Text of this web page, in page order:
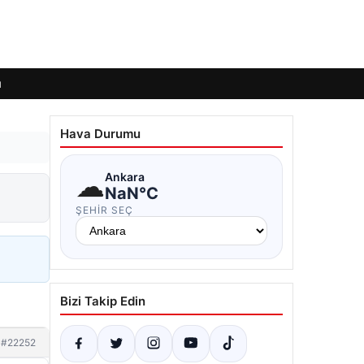
#22252
Hava Durumu
☁Ankara
NaN°C
ŞEHIR SEÇ
Bizi Takip Edin